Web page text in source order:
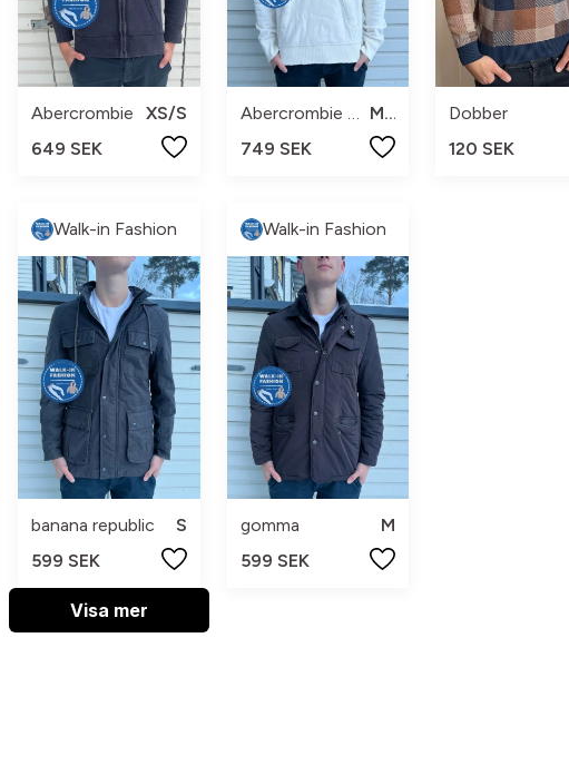
Abercrombie
XS/S
649 SEK
Abercrombie & Fitch
M/L
749 SEK
Dobber
120 SEK
Walk-in Fashion
banana republic
S
599 SEK
Walk-in Fashion
gomma
M
599 SEK
Visa mer